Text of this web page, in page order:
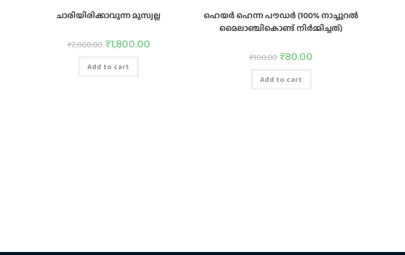
ചാരിയിരിക്കാവുന്ന മുസ്വല്ല
₹2,000.00 ₹1,800.00
Add to cart
ഹെയർ ഹെന്ന പൗഡർ (100% നാച്ചുറൽ
മൈലാഞ്ചികൊണ്ട് നിർമ്മിച്ചത്)
₹100.00 ₹80.00
Add to cart